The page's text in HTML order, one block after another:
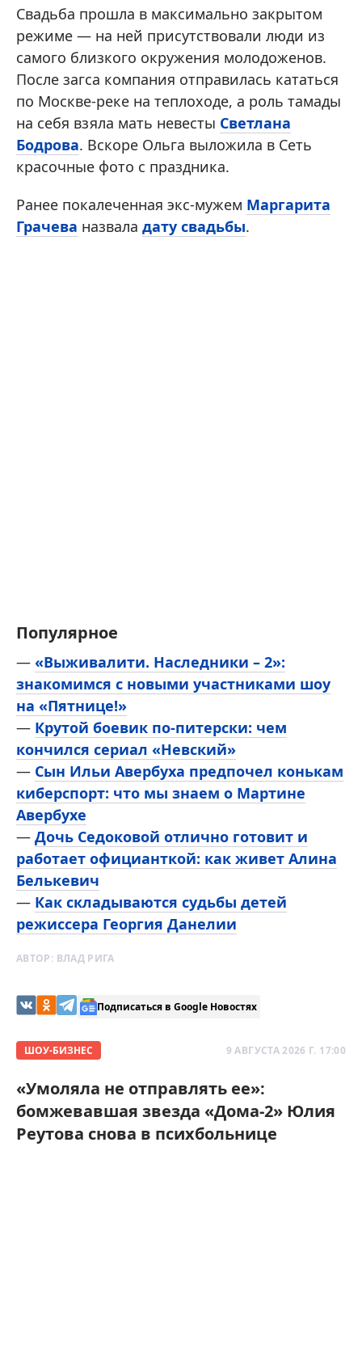
Свадьба прошла в максимально закрытом
режиме — на ней присутствовали люди из
самого близкого окружения молодоженов.
После загса компания отправилась кататься
по Москве-реке на теплоходе, а роль тамады
на себя взяла мать невесты Светлана
Бодрова. Вскоре Ольга выложила в Сеть
красочные фото с праздника.
Ранее покалеченная экс-мужем Маргарита
Грачева назвала дату свадьбы.
Популярное
— «Выживалити. Наследники – 2»:
знакомимся с новыми участниками шоу
на «Пятнице!»
— Крутой боевик по-питерски: чем
кончился сериал «Невский»
— Сын Ильи Авербуха предпочел конькам
киберспорт: что мы знаем о Мартине
Авербухе
— Дочь Седоковой отлично готовит и
работает официанткой: как живет Алина
Белькевич
— Как складываются судьбы детей
режиссера Георгия Данелии
АВТОР: ВЛАД РИГА
Подписаться в Google Новостях
ШОУ-БИЗНЕС 9 АВГУСТА 2026 Г. 17:00
«Умоляла не отправлять ее»:
бомжевавшая звезда «Дома-2» Юлия
Реутова снова в психбольнице